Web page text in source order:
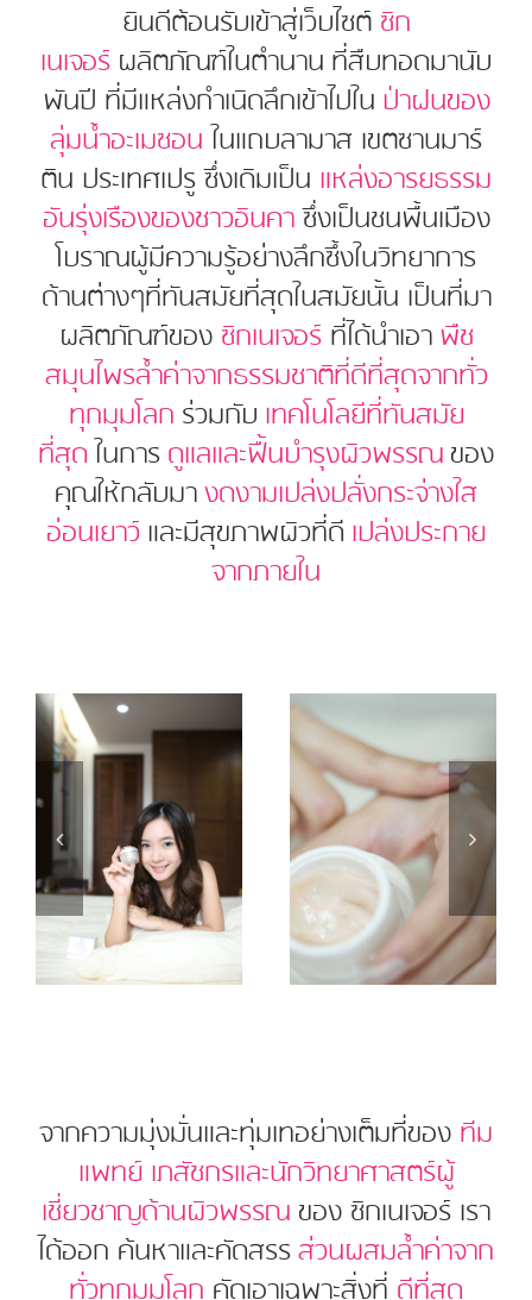
ยินดีต้อนรับเข้าสู่เว็บไซต์ซิก
เนเจอร์ ผลิตภัณฑ์ในตำนาน ที่สืบทอดมานับ
พันปี ที่มีแหล่งกำเนิดลึกเข้าไปใน ป่าฝนของ
ลุ่มน้ำอะเมซอนในแถบลามาส เขตซานมาร์
ติน ประเทศเปรู ซึ่งเดิมเป็น แหล่งอารยธรรม
อันรุ่งเรืองของชาวอินคาซึ่งเป็นชนพื้นเมือง
โบราณผู้มีความรู้อย่างลึกซึ้งในวิทยาการ
ด้านต่างๆที่ทันสมัยที่สุดในสมัยนั้น เป็นที่มา
ผลิตภัณฑ์ของซิกเนเจอร์ ที่ได้นำเอาพืช
สมุนไพรล้ำค่าจากธรรมชาติที่ดีที่สุดจากทั่ว
ทุกมุมโลก ร่วมกับ เทคโนโลยีที่ทันสมัย
ที่สุดในการดูแลและฟื้นบำรุงผิวพรรณของ
คุณให้กลับมางดงามเปล่งปลั่งกระจ่างใส
อ่อนเยาว์และมีสุขภาพผิวที่ดี เปล่งประกาย
จากภายใน
จากความมุ่งมั่นและทุ่มเทอย่างเต็มที่ของ ทีม
แพทย์ เภสัชกรและนักวิทยาศาสตร์ผู้
เชี่ยวชาญด้านผิวพรรณ ของ ซิกเนเจอร์ เรา
ได้ออก ค้นหาและคัดสรรส่วนผสมล้ำค่าจาก